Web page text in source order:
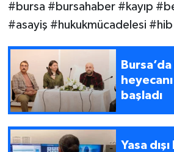
#bursa #bursahaber #kayıp
#asayiş #hukukmücadelesi
Bursa’da
başladı
Yasa